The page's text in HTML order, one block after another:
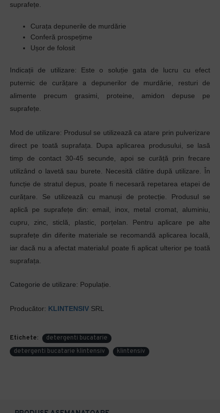
suprafețe.
Curața depunerile de murdărie
Conferă prospețime
Ușor de folosit
Indicații de utilizare: Este o soluție gata de lucru cu efect
puternic de curățare a depunerilor de murdărie, resturi de
alimente precum grasimi, proteine, amidon depuse pe
suprafețe.
Mod de utilizare: Produsul se utilizează ca atare prin pulverizare
direct pe toată suprafața. Dupa aplicarea produsului, se lasă
timp de contact 30-45 secunde, apoi se curăță prin frecare
utilizând o lavetă sau burete. Necesită clătire după utilizare. În
funcție de stratul depus, poate fi necesară repetarea etapei de
curățare. Se utilizează cu manuși de protecție. Produsul se
aplică pe suprafețe din: email, inox, metal cromat, aluminiu,
cupru, zinc, sticlă, plastic, porțelan. Pentru aplicare pe alte
suprafețe din diferite materiale se recomandă aplicarea locală,
iar dacă nu a afectat materialul poate fi aplicat ulterior pe toată
suprafața.
Categorie de utilizare: Populație.
Producător: KLINTENSIV SRL
Etichete:
detergenti bucatarie
detergenti bucatarie klintensiv
klintensiv